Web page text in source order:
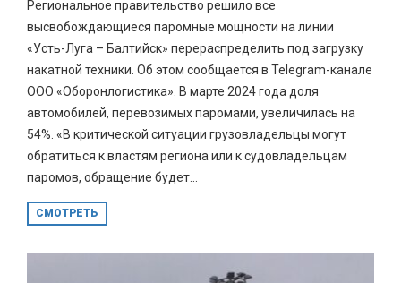
Региональное правительство решило все
высвобождающиеся паромные мощности на линии
«Усть-Луга – Балтийск» перераспределить под загрузку
накатной техники. Об этом сообщается в Telegram-канале
ООО «Оборонлогистика». В марте 2024 года доля
автомобилей, перевозимых паромами, увеличилась на
54%. «В критической ситуации грузовладельцы могут
обратиться к властям региона или к судовладельцам
паромов, обращение будет...
СМОТРЕТЬ